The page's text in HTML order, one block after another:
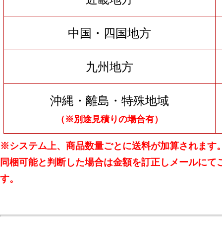
中国・四国地方
九州地方
沖縄・離島・特殊地域
（※別途見積りの場合有）
※システム上、商品数量ごとに送料が加算されます
同梱可能と判断した場合は金額を訂正しメールにて
す。